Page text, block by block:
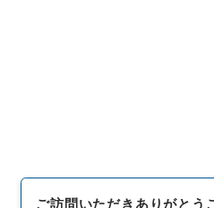
ご訪問いただきありがとう